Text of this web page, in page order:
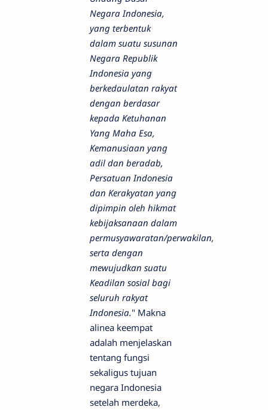
Negara Indonesia,
yang terbentuk
dalam suatu susunan
Negara Republik
Indonesia yang
berkedaulatan rakyat
dengan berdasar
kepada Ketuhanan
Yang Maha Esa,
Kemanusiaan yang
adil dan beradab,
Persatuan Indonesia
dan Kerakyatan yang
dipimpin oleh hikmat
kebijaksanaan dalam
permusyawaratan/perwakilan,
serta dengan
mewujudkan suatu
Keadilan sosial bagi
seluruh rakyat
Indonesia." Makna
alinea keempat
adalah menjelaskan
tentang fungsi
sekaligus tujuan
negara Indonesia
setelah merdeka,